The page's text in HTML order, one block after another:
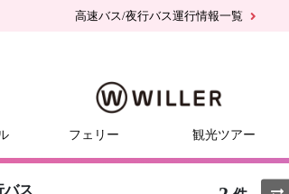
高速バス/夜行バス運行情報一覧
フェリー 観光ツアー
バス